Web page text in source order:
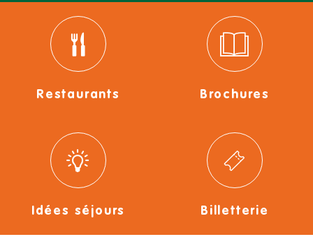
Restaurants Brochures
Idées séjours Billetterie